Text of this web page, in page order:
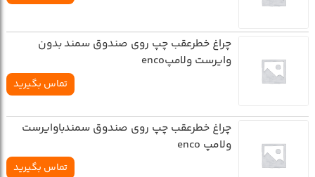
چراغ خطرعقب چپ روي صندوق سمند بدون
وايرست ولامپenco
تماس بگیرید
چراغ خطرعقب چپ روي صندوق سمندباوايرست
ولامپ enco
تماس بگیرید